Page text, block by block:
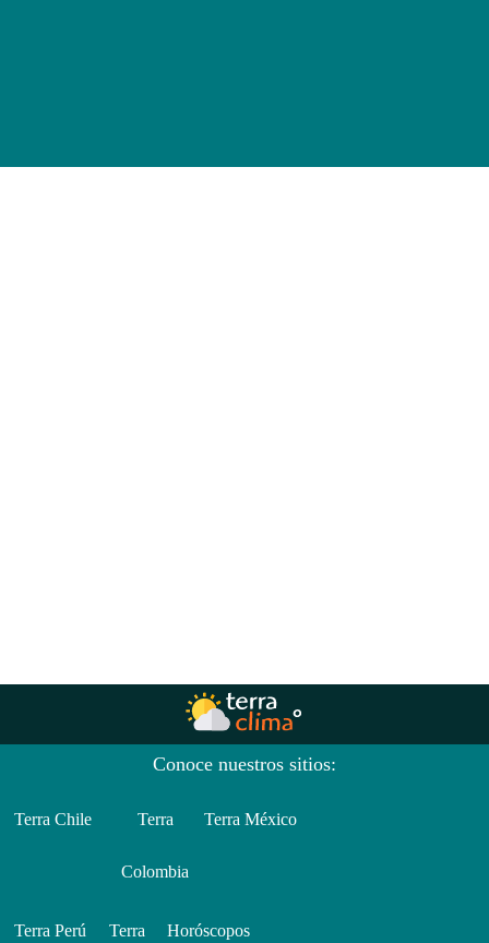
Conoce nuestros sitios:
Terra Chile Terra
Colombia
Terra México
Terra Perú Terra Horóscopos